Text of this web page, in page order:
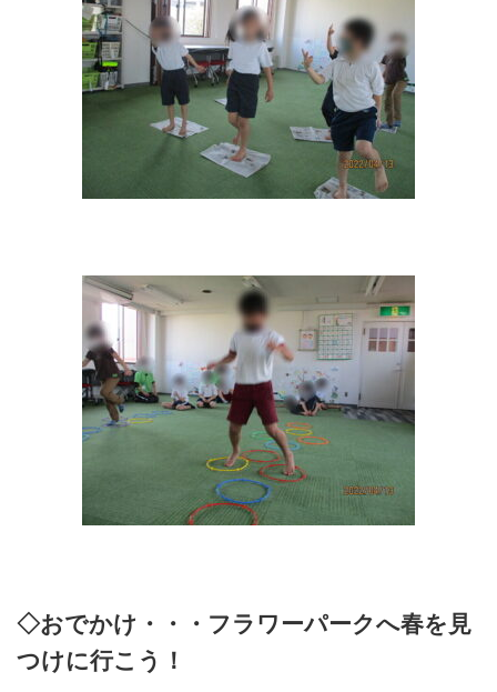
◇おでかけ・・・フラワーパークへ春を見
つけに行こう！